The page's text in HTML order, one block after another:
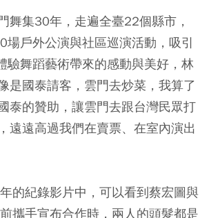
舞集30年，走遍全臺22個縣市，
場戶外公演與社區巡演活動，吸引
驗舞蹈藝術帶來的感動與美好，林
是國泰請客，雲門去炒菜，我算了
泰的贊助，讓雲門去跟台灣民眾打
遠遠高過我們在賣票、在室內演出
的紀錄影片中，可以看到蔡宏圖與
攜手宣布合作時，兩人的頭髮都是